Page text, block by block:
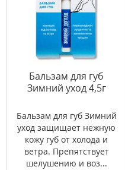
Бальзам для губ
Зимний уход 4,5г
Бальзам для губ Зимний
уход защищает нежную
кожу губ от холода и
ветра. Препятствует
шелушению и воз...